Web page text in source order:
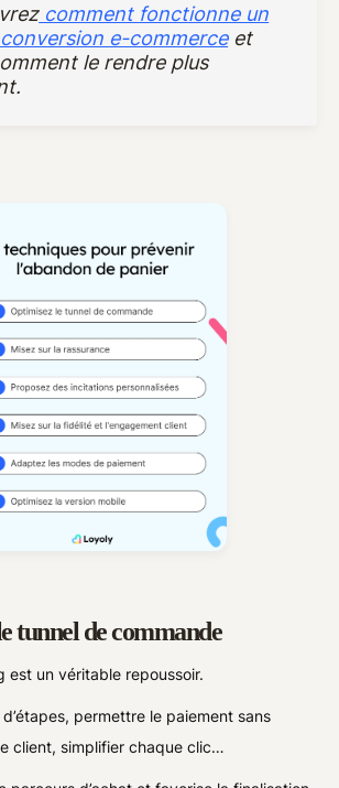
comment fonctionne un
e-commerceet
le rendre plus
tunnel de commande
est un véritable repoussoir.
permettre le paiement sans
client, simplifier chaque clic…